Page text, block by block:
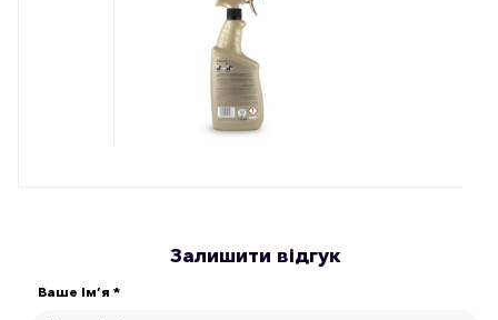
Залишити відгук
Ваше Ім’я *